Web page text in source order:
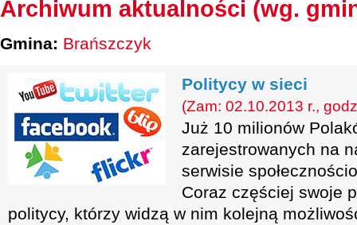
Archiwum aktualności (wg.
Gmina: Brańszczyk
Politycy w sieci
(Zam: 02.10.2013 r.,
Już 10 milionów
zarejestrowanych na
serwisie
Coraz częściej swoje
politycy, którzy widzą w nim kolejną